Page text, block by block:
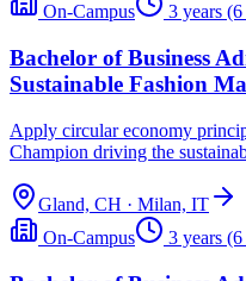
On-Campus
3 years (6
Bachelor of Business
Sustainable Fashion
Apply circular economy
Champion driving the
Gland, CH · Milan, IT
On-Campus
3 years (6